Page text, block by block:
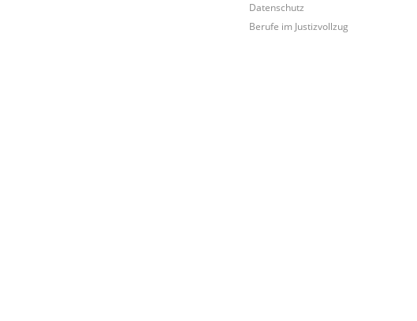
Datenschutz
Berufe im Justizvollzug